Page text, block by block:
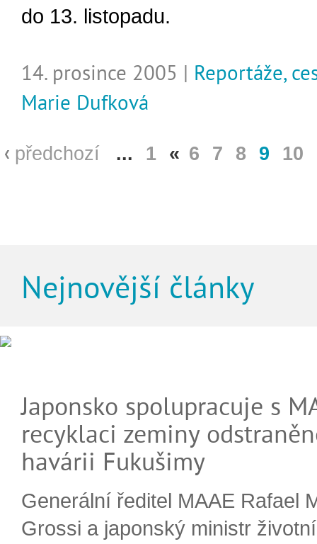
do 13. listopadu.
14. prosince 2005 | Reportáže,
Marie Dufková
předchozí ... 1 « 6 7 8 9 10
Nejnovější články
Japonsko spolupracuje s
recyklaci zeminy
havárii Fukušimy
Generální ředitel MAAE Rafael
Grossi a japonský ministr